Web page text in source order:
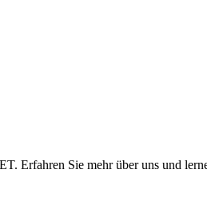
Erfahren Sie mehr über uns und